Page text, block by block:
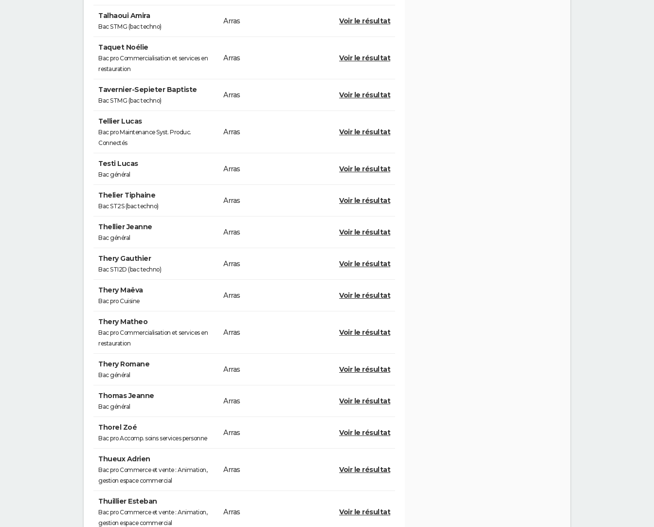
Talhaoui Amira
Bac STMG (bac techno)
Arras Voir le résultat
Taquet Noélie
Bac pro Commercialisation et services en
restauration
Arras Voir le résultat
Tavernier-Sepieter Baptiste
Bac STMG (bac techno)
Arras Voir le résultat
Tellier Lucas
Bac pro Maintenance Syst. Produc.
Connectés
Arras Voir le résultat
Testi Lucas
Bac général
Arras Voir le résultat
Thelier Tiphaine
Bac ST2S (bac techno)
Arras Voir le résultat
Thellier Jeanne
Bac général
Arras Voir le résultat
Thery Gauthier
Bac STI2D (bac techno)
Arras Voir le résultat
Thery Maëva
Bac pro Cuisine
Arras Voir le résultat
Thery Matheo
Bac pro Commercialisation et services en
restauration
Arras Voir le résultat
Thery Romane
Bac général
Arras Voir le résultat
Thomas Jeanne
Bac général
Arras Voir le résultat
Thorel Zoé
Bac pro Accomp. soins services personne
Arras Voir le résultat
Thueux Adrien
Bac pro Commerce et vente : Animation,
gestion espace commercial
Arras Voir le résultat
Thuillier Esteban
Bac pro Commerce et vente : Animation,
gestion espace commercial
Arras Voir le résultat